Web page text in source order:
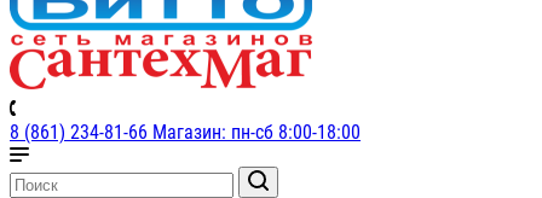
8 (861) 234-81-66 Магазин: пн-сб 8:00-18:00